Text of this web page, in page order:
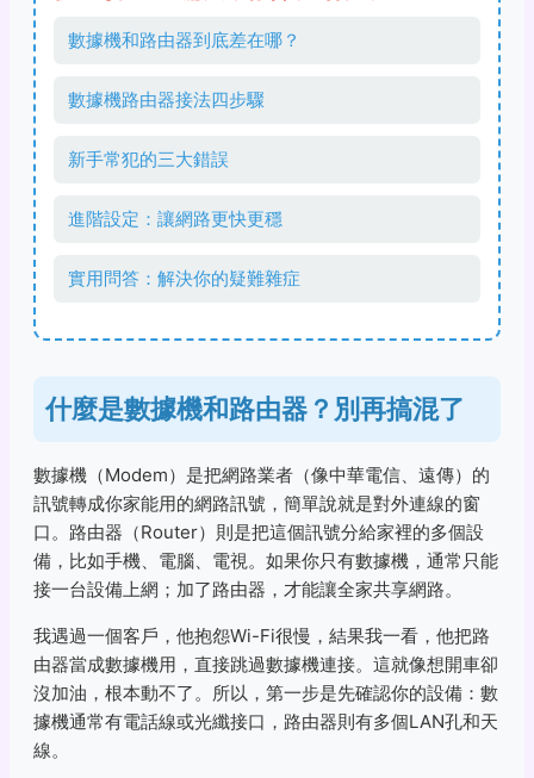
數據機和路由器到底差在哪？
數據機路由器接法四步驟
新手常犯的三大錯誤
進階設定：讓網路更快更穩
實用問答：解決你的疑難雜症
什麼是數據機和路由器？別再搞混了
數據機（Modem）是把網路業者（像中華電信、遠傳）的
訊號轉成你家能用的網路訊號，簡單說就是對外連線的窗
口。路由器（Router）則是把這個訊號分給家裡的多個設
備，比如手機、電腦、電視。如果你只有數據機，通常只能
接一台設備上網；加了路由器，才能讓全家共享網路。
我遇過一個客戶，他抱怨Wi-Fi很慢，結果我一看，他把路
由器當成數據機用，直接跳過數據機連接。這就像想開車卻
沒加油，根本動不了。所以，第一步是先確認你的設備：數
據機通常有電話線或光纖接口，路由器則有多個LAN孔和天
線。